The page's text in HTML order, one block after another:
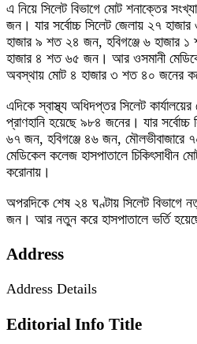
এ নিয়ে সিলেট বিভাগে মোট শনাক্তের
জন। যার সর্বোচ্চ সিলেট জেলায় ২৭
হাজার ৯ শত ২৪ জন, হবিগঞ্জে ৬ হাজার
হাজার ৪ শত ৬৫ জন। আর ওসমানী
অবস্থায় মোট ৪ হাজার ৩ শত ৪০ জনের
এদিকে স্বাস্থ্য অধিদপ্তর সিলেট
প্রাণহানি হয়েছে ৯৮৪ জনের। যার
৬৭ জন, হবিগঞ্জে ৪৬ জন, মৌলভীবাজারে
মেডিকেল কলেজ হাসপাতালে চিকিৎসাধীন
করোনায়।
অপরদিকে শেষ ২৪ ঘণ্টায় সিলেট
জন। আর নতুন করে হাসপাতালে ভর্তি
Address
Address Details
Editorial Info Title